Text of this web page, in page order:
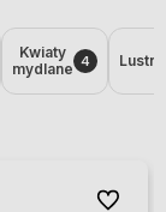
Kwiaty
mydlane 4
Do